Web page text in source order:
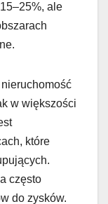
ale
nieruchomość
w większości
które
często
do zysków.